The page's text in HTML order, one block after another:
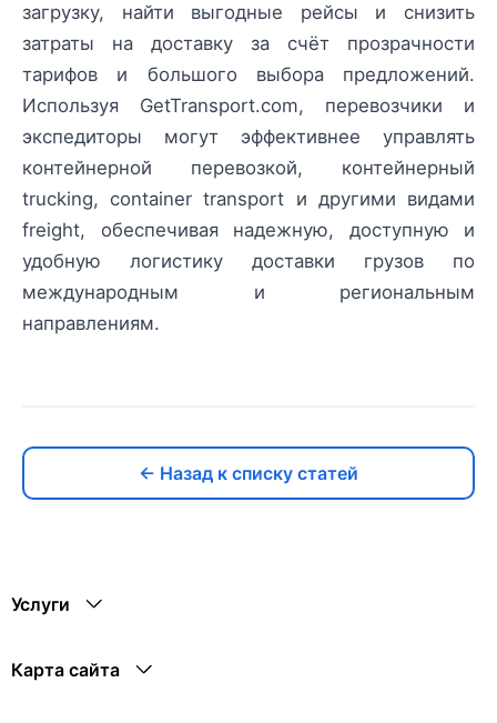
загрузку, найти выгодные рейсы и снизить
затраты на доставку за счёт прозрачности
тарифов и большого выбора предложений.
Используя GetTransport.com, перевозчики и
экспедиторы могут эффективнее управлять
контейнерной перевозкой, контейнерный
trucking, container transport и другими видами
freight, обеспечивая надежную, доступную и
удобную логистику доставки грузов по
международным и региональным
направлениям.
← Назад к списку статей
Услуги
Карта сайта